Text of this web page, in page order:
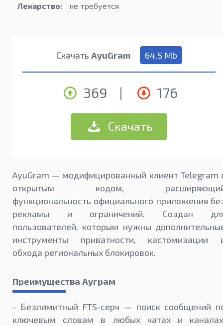
Лекарство: не требуется
Скачать AyuGram 64,5 Mb
369 | 176
Скачать
AyuGram — модифицированный клиент Telegram
открытым кодом,
функциональность официального приложения
рекламы и ограничений. Создан
пользователей, которым нужны
инструменты приватности, кастомизации
обхода региональных блокировок.
Преимущества Ауграм
- Безлимитный FTS-серч — поиск сообщений
ключевым словам в любых чатах и